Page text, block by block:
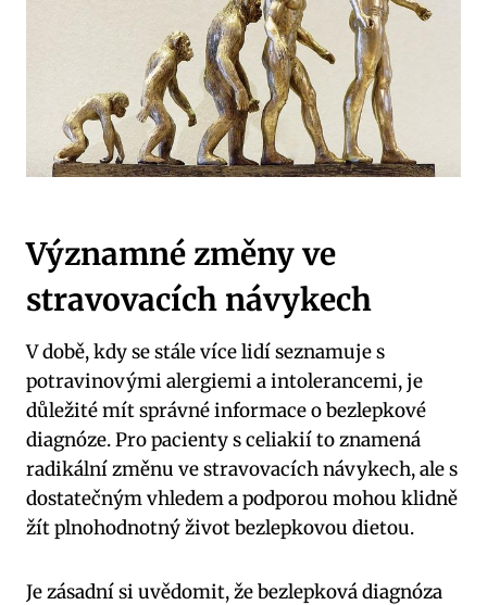
Významné změny ve​
stravovacích návykech
V​ době, kdy se stále více lidí seznamuje s⁣
potravinovými alergiemi a intolerancemi, je
důležité mít správné informace o bezlepkové
diagnóze. ‌Pro⁢ pacienty s celiakií to znamená
radikální změnu ve stravovacích‍ návykech,⁢ ale s
dostatečným vhledem ⁢a podporou mohou klidně
žít plnohodnotný ⁢život bezlepkovou dietou.
Je zásadní ‌si uvědomit,⁢ že​ bezlepková diagnóza